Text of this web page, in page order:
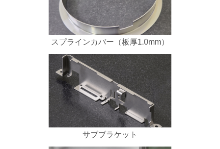
スプラインカバー（板厚1.0mm）
サブブラケット